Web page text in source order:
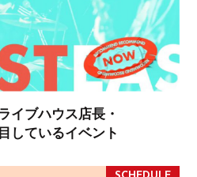
イブハウス店長・
しているイベント